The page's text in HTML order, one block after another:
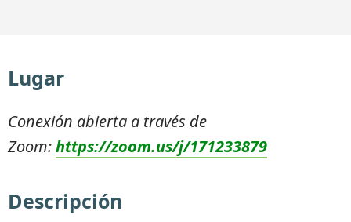
Lugar
Conexión abierta a través de
Zoom:https://zoom.us/j/171233879
Descripción